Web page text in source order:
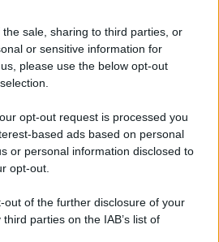
sale, sharing to third parties, or
or sensitive information for
please use the below opt-out
opt-out request is processed you
based ads based on personal
or personal information disclosed to
opt-out.
out of the further disclosure of your
parties on the IAB’s list of